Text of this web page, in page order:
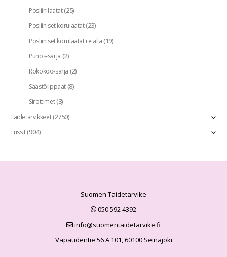
Posliinilaatat(25)
Posliiniset korulaatat(23)
Posliiniset korulaatat reiällä(19)
Punos-sarja (2)
Rokokoo-sarja (2)
Säästölippaat(8)
Sirottimet(3)
Taidetarvikkeet(2750)
Tussit(904)
Suomen Taidetarvike
050 592 4392
info@suomentaidetarvike.fi
Vapaudentie 56 A 101, 60100 Seinäjoki